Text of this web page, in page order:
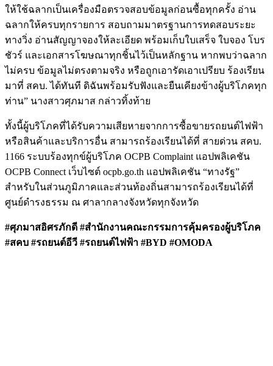
ให้ใช้ฉลากเป็นเครื่องมือตรวจสอบข้อมูลก่อนซื้อทุกครั้ง อ่าน
ฉลากให้ครบทุกรายการ สอบถามมาตรฐานการทดสอบระยะ
ทางวิ่ง อ่านสัญญาจองให้ละเอียด พร้อมเก็บใบเสร็จ ใบจอง โบร
ชัวร์ และเอกสารโฆษณาทุกชิ้นไว้เป็นหลักฐาน หากพบว่าฉลาก
ไม่ครบ ข้อมูลไม่ตรงตามจริง หรือถูกเอารัดเอาเปรียบ ร้องเรียน
มาที่ สคบ. ได้ทันที ดิฉันพร้อมรับฟังและยืนเคียงข้างผู้บริโภคทุก
ท่าน” นางสาวศุภมาส กล่าวทิ้งท้าย
ทั้งนี้ผู้บริโภคที่ได้รับความเสียหายจากการซื้อขายรถยนต์ไฟฟ้า
หรือสินค้าและบริการอื่น สามารถร้องเรียนได้ที่ สายด่วน สคบ.
1166 ระบบร้องทุกข์ผู้บริโภค OCPB Complaint แอปพลิเคชัน
OCPB Connect เว็บไซต์ ocpb.go.th แอปพลิเคชัน “ทางรัฐ”
สำหรับในส่วนภูมิภาคและส่วนท้องถิ่นสามารถร้องเรียนได้ที่
ศูนย์ดำรงธรรม ณ ศาลากลางจังหวัดทุกจังหวัด
#ศุภมาสอิศรภักดี #สำนักงานคณะกรรมการคุ้มครองผู้บริโภค
#สคบ #รถยนต์อีวี #รถยนต์ไฟฟ้า #BYD #OMODA